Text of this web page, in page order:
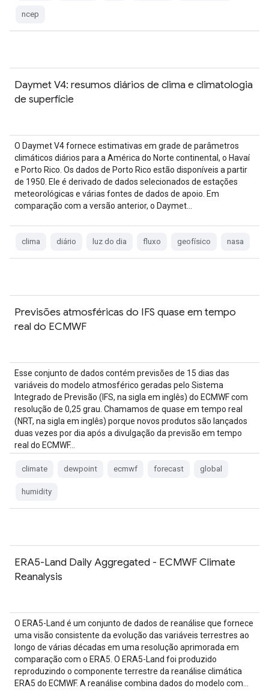
ncep
Daymet V4: resumos diários de clima e climatologia
de superfície
O Daymet V4 fornece estimativas em grade de parâmetros
climáticos diários para a América do Norte continental, o Havaí
e Porto Rico. Os dados de Porto Rico estão disponíveis a partir
de 1950. Ele é derivado de dados selecionados de estações
meteorológicas e várias fontes de dados de apoio. Em
comparação com a versão anterior, o Daymet…
clima diário luz do dia fluxo geofísico nasa
Previsões atmosféricas do IFS quase em tempo
real do ECMWF
Esse conjunto de dados contém previsões de 15 dias das
variáveis do modelo atmosférico geradas pelo Sistema
Integrado de Previsão (IFS, na sigla em inglês) do ECMWF com
resolução de 0,25 grau. Chamamos de quase em tempo real
(NRT, na sigla em inglês) porque novos produtos são lançados
duas vezes por dia após a divulgação da previsão em tempo
real do ECMWF…
climate dewpoint ecmwf forecast global
humidity
ERA5-Land Daily Aggregated - ECMWF Climate
Reanalysis
O ERA5-Land é um conjunto de dados de reanálise que fornece
uma visão consistente da evolução das variáveis terrestres ao
longo de várias décadas em uma resolução aprimorada em
comparação com o ERA5. O ERA5-Land foi produzido
reproduzindo o componente terrestre da reanálise climática
ERA5 do ECMWF. A reanálise combina dados do modelo com…